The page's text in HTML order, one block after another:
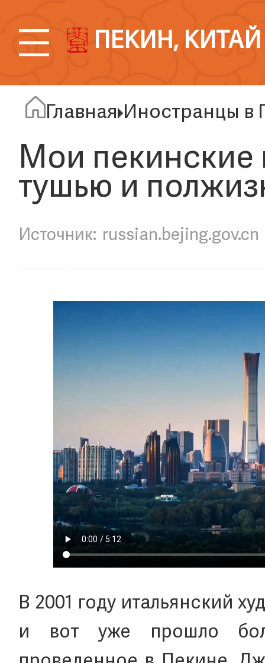
ПЕКИН, КИТАЙ
Главная Иностранцы в
Мои пекинские
тушью и
russian.bejing.gov.cn
В 2001 году итальянский
и вот уже прошло